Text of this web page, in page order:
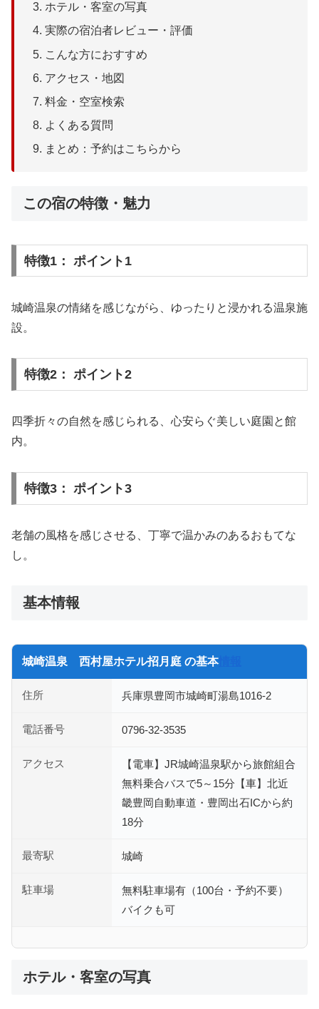
ホテル・客室の写真
実際の宿泊者レビュー・評価
こんな方におすすめ
アクセス・地図
料金・空室検索
よくある質問
まとめ：予約はこちらから
この宿の特徴・魅力
特徴1： ポイント1
城崎温泉の情緒を感じながら、ゆったりと浸かれる温泉施
設。
特徴2： ポイント2
四季折々の自然を感じられる、心安らぐ美しい庭園と館
内。
特徴3： ポイント3
老舗の風格を感じさせる、丁寧で温かみのあるおもてな
し。
基本情報
城崎温泉 西村屋ホテル招月庭 の基本情報
住所 兵庫県豊岡市城崎町湯島1016-2
電話番号 0796-32-3535
アクセス
【電車】JR城崎温泉駅から旅館組合
無料乗合バスで5～15分【車】北近
畿豊岡自動車道・豊岡出石ICから約
18分
最寄駅 城崎
駐車場
無料駐車場有（100台・予約不要）
バイクも可
ホテル・客室の写真